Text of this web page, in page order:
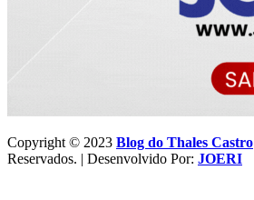
Copyright © 2023 Blog do Thales Castro
Reservados. | Desenvolvido Por: JOERI